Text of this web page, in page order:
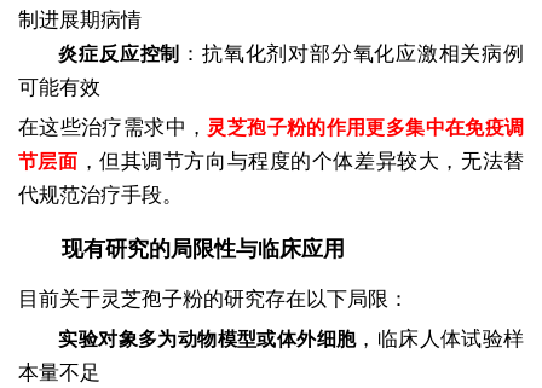
制进展期病情
炎症反应控制
：抗氧化剂对部分氧化应激相关病例
可能有效
在这些治疗需求中， 灵芝孢子粉的作用更多集中在免疫调
节层面 ，但其调节方向与程度的个体差异较大，无法替
代规范治疗手段。
现有研究的局限性与临床应用
目前关于灵芝孢子粉的研究存在以下局限：
实验对象多为动物模型或体外细胞，临床人体试验样
本量不足